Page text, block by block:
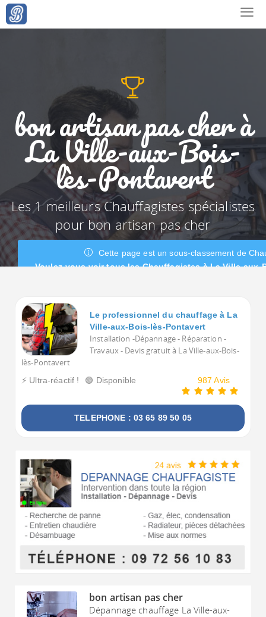
bon artisan pas cher à
La Ville-aux-Bois-
lès-Pontavert
Les 1 meilleurs Chauffagistes spécialistes
pour bon artisan pas cher
Cette page est un sous-classement de
Voulez-vous voir tous les Chauffagistes à La Ville-aux-
Le professionnel du chauffage à La
Ville-aux-Bois-lès-Pontavert
Installation -Dépannage - Réparation -
Travaux - Devis gratuit à La Ville-aux-Bois-
lès-Pontavert
⚡ Ultra-réactif ! 🟢 Disponible 987 Avis
TELEPHONE : 03 65 89 50 05
bon artisan pas cher
Dépannage chauffage La Ville-aux-